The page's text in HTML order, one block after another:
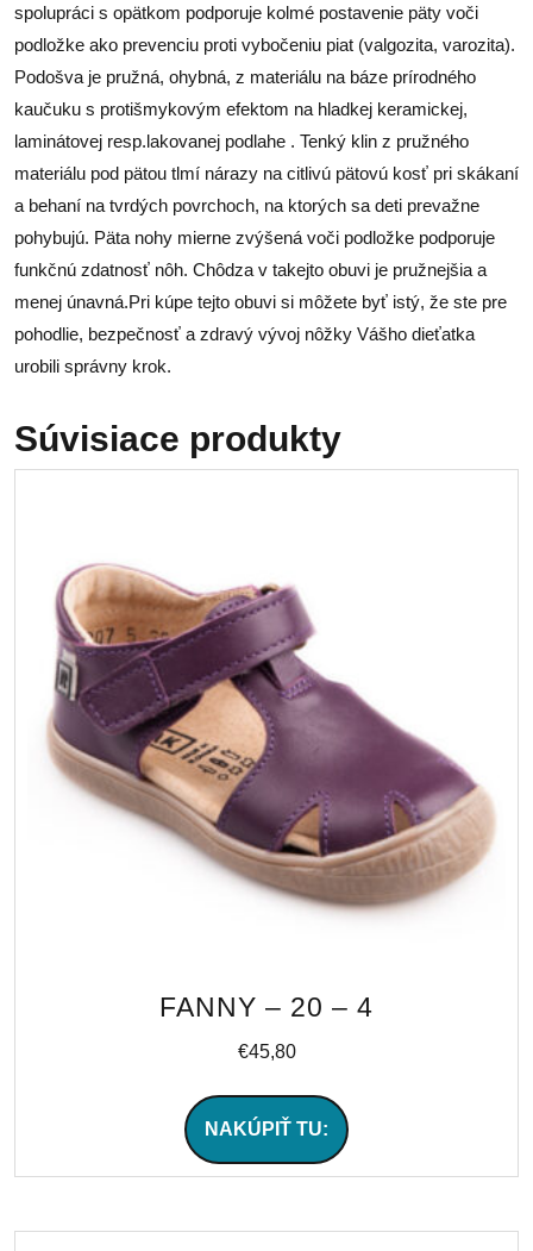
spolupráci s opätkom podporuje kolmé postavenie päty voči
podložke ako prevenciu proti vybočeniu piat (valgozita, varozita).
Podošva je pružná, ohybná, z materiálu na báze prírodného
kaučuku s protišmykovým efektom na hladkej keramickej,
laminátovej resp.lakovanej podlahe . Tenký klin z pružného
materiálu pod pätou tlmí nárazy na citlivú pätovú kosť pri skákaní
a behaní na tvrdých povrchoch, na ktorých sa deti prevažne
pohybujú. Päta nohy mierne zvýšená voči podložke podporuje
funkčnú zdatnosť nôh. Chôdza v takejto obuvi je pružnejšia a
menej únavná.Pri kúpe tejto obuvi si môžete byť istý, že ste pre
pohodlie, bezpečnosť a zdravý vývoj nôžky Vášho dieťatka
urobili správny krok.
Súvisiace produkty
FANNY – 20 – 4
€45,80
NAKÚPIŤ TU: